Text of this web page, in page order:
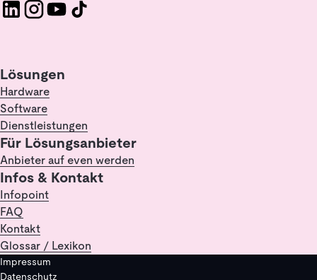
Lösungen
Hardware
Software
Dienstleistungen
Für Lösungsanbieter
Anbieter auf even werden
Infos & Kontakt
Infopoint
FAQ
Kontakt
Glossar / Lexikon
Impressum
Datenschutz